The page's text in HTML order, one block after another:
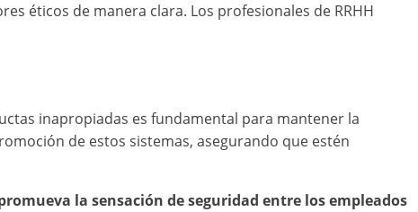
éticos de manera clara. Los profesionales de RRHH
inapropiadas es fundamental para mantener la
de estos sistemas, asegurando que estén
la sensación de seguridad entre los empleados